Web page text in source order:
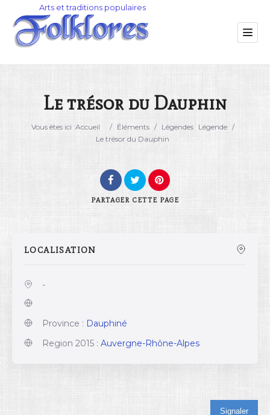
Catégorie
Le trésor du Dauphin
Vous êtes ici :Accueil / Éléments / Légendes Légende /
Le trésor du Dauphin
PARTAGER CETTE PAGE
LOCALISATION
-
Province : Dauphiné
Region 2015 : Auvergne-Rhône-Alpes
Signaler